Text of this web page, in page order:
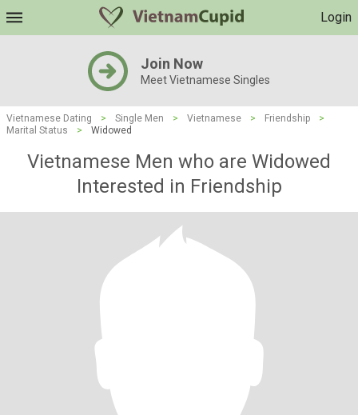
Login
Join Now
Meet Vietnamese Singles
Vietnamese Dating > Single Men > Vietnamese > Friendship
>
Marital Status
> Widowed
Vietnamese Men who are Widowed
Interested in Friendship